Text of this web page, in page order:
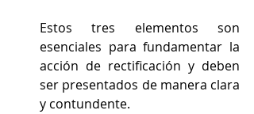
Estos tres elementos son
esenciales para fundamentar la
acción de rectificación y deben
ser presentados de manera clara
y contundente.